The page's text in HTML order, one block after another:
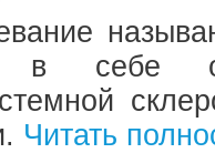
в себе
Читать